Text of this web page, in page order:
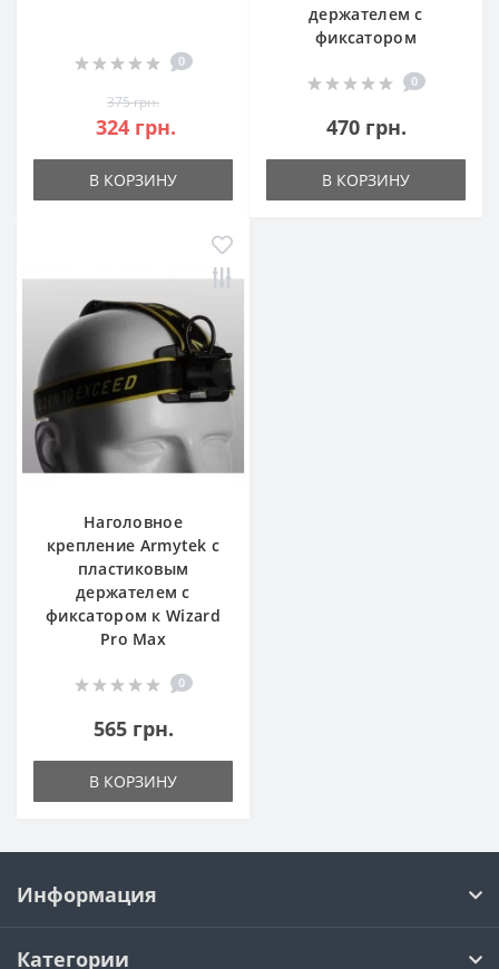
0
375 грн.
324 грн.
В КОРЗИНУ
держателем с
фиксатором
0
470 грн.
В КОРЗИНУ
Наголовное
крепление Armytek с
пластиковым
держателем с
фиксатором к Wizard
Pro Max
0
565 грн.
В КОРЗИНУ
Информация
Категории